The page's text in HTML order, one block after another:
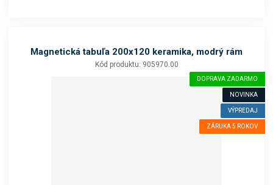
Magnetická tabuľa 200x120 keramika, modrý rám
Kód produktu: 905970.00
DOPRAVA ZADARMO
NOVINKA
VÝPREDAJ
ZÁRUKA 5 ROKOV